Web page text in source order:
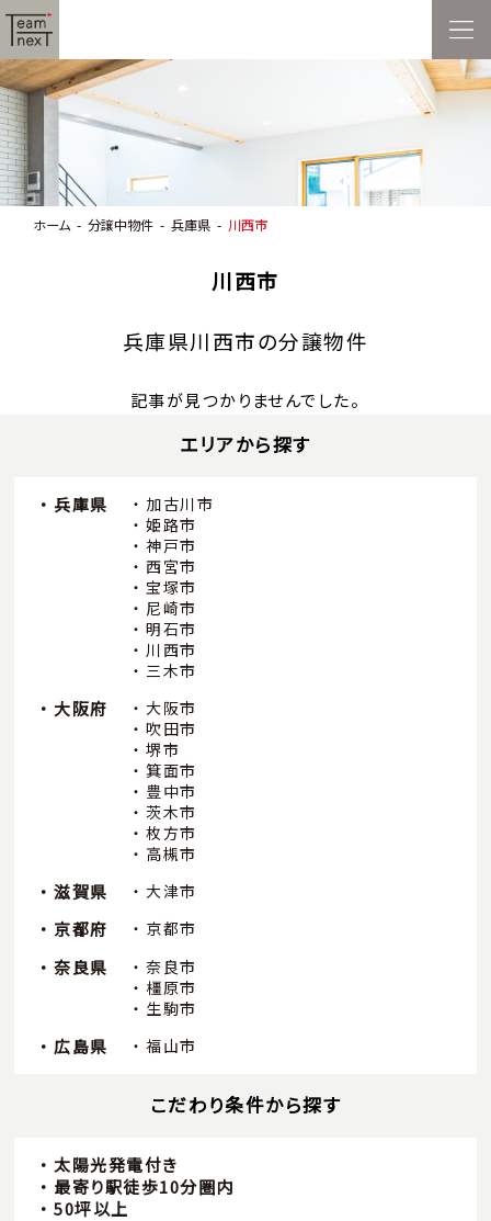
ホーム 分譲中物件 兵庫県 川西市
川西市
兵庫県川西市の分譲物件
記事が見つかりませんでした。
エリアから探す
兵庫県
加古川市
姫路市
神戸市
西宮市
宝塚市
尼崎市
明石市
川西市
三木市
大阪府
大阪市
吹田市
堺市
箕面市
豊中市
茨木市
枚方市
高槻市
滋賀県 大津市
京都府 京都市
奈良県
奈良市
橿原市
生駒市
広島県 福山市
こだわり条件から探す
太陽光発電付き
最寄り駅徒歩10分圏内
50坪以上